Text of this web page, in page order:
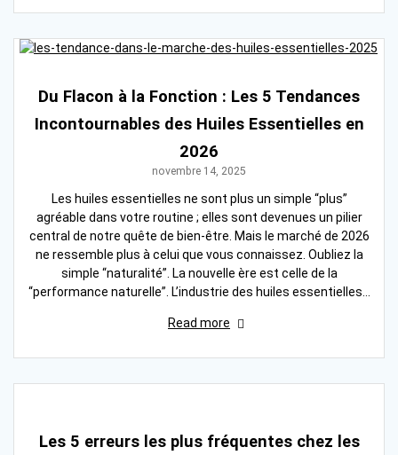
Du Flacon à la Fonction : Les 5 Tendances
Incontournables des Huiles Essentielles en
2026
novembre 14, 2025
Les huiles essentielles ne sont plus un simple “plus”
agréable dans votre routine ; elles sont devenues un pilier
central de notre quête de bien-être. Mais le marché de 2026
ne ressemble plus à celui que vous connaissez. Oubliez la
simple “naturalité”. La nouvelle ère est celle de la
“performance naturelle”. L’industrie des huiles essentielles…
Read more
Les 5 erreurs les plus fréquentes chez les